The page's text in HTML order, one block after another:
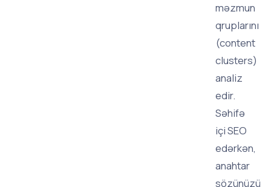
məzmun
qruplarını
(content
clusters)
analiz
edir.
Səhifə
içi SEO
edərkən,
anahtar
sözünüzü